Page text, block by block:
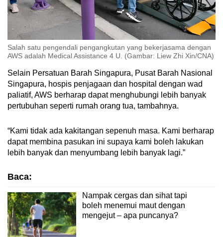
Salah satu pengendali pengangkutan yang bekerjasama dengan
AWS adalah Medical Assistance 4 U. (Gambar: Liew Zhi Xin/CNA)
Selain Persatuan Barah Singapura, Pusat Barah Nasional
Singapura, hospis penjagaan dan hospital dengan wad
paliatif, AWS berharap dapat menghubungi lebih banyak
pertubuhan seperti rumah orang tua, tambahnya.
“Kami tidak ada kakitangan sepenuh masa. Kami berharap
dapat membina pasukan ini supaya kami boleh lakukan
lebih banyak dan menyumbang lebih banyak lagi.”
Baca:
Nampak cergas dan sihat tapi
boleh menemui maut dengan
mengejut – apa puncanya?